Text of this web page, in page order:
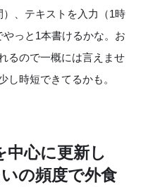
）、テキストを入力（1時
っと 1本書けるかな。お
るので一概には言えませ
し時短できてるかも。
中心に更新し
の頻度で外食